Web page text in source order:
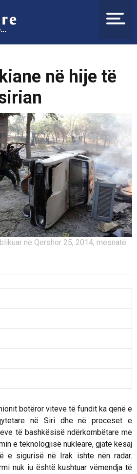
në hije të
në Qershor 25, 2014, mesnatë
botëror viteve të fundit ka qenë e
në Siri dhe në proceset e
të bashkësisë ndërkombëtare me
e teknologjisë nukleare, gjatë kësaj
e sigurisë në Irak ishte nën radar.
nuk iu është kushtuar vëmendja të